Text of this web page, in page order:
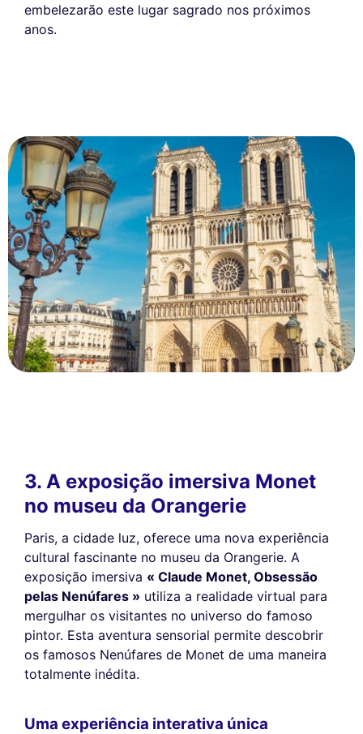
embelezarão este lugar sagrado nos próximos
anos.
3. A exposição imersiva Monet
no museu da Orangerie
Paris, a cidade luz, oferece uma nova experiência
cultural fascinante no museu da Orangerie. A
exposição imersiva « Claude Monet, Obsessão
pelas Nenúfares » utiliza a realidade virtual para
mergulhar os visitantes no universo do famoso
pintor. Esta aventura sensorial permite descobrir
os famosos Nenúfares de Monet de uma maneira
totalmente inédita.
Uma experiência interativa única